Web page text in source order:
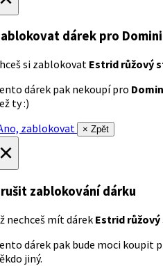
dárek pro
si zablokovat Estrid růžový
dárek pak nekoupí pro
ty :)
zablokovat
× Zpět
zablokování dárku
nechceš mít dárek Estrid
dárek pak bude moci koupit
jiný.